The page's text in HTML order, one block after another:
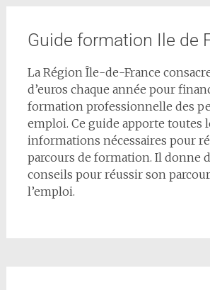
Guide formation Ile de
La Région Île-de-France
d’euros chaque année pour
formation professionnelle des
emploi. Ce guide apporte toutes
informations nécessaires pour
parcours de formation. Il donne
conseils pour réussir son
l’emploi.